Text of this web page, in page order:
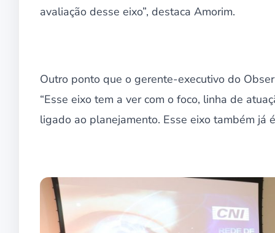
avaliação desse eixo”, destaca Amorim.
Outro ponto que o gerente-executivo do
“Esse eixo tem a ver com o foco, linha de
ligado ao planejamento. Esse eixo também já